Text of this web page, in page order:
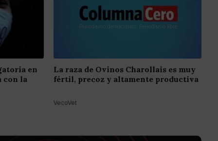
en
con la
La raza de Ovinos Charollais es muy
fértil, precoz y altamente productiva
VecoVet